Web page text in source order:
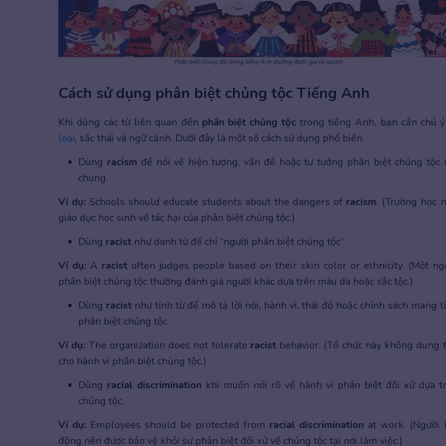
Phân biệt chủng tộc trong tiếng Anh thường được gọi là racism
Cách sử dụng phân biệt chủng tộc Tiếng Anh
Khi dùng các từ liên quan đến phân biệt chủng tộc trong tiếng Anh, bạn cần chú ý
loại, sắc thái và ngữ cảnh. Dưới đây là một số cách sử dụng phổ biến.
Dùng racism để nói về hiện tượng, vấn đề hoặc tư tưởng phân biệt chủng tộc
chung.
Ví dụ: Schools should educate students about the dangers of racism. (Trường học
giáo dục học sinh về tác hại của phân biệt chủng tộc.)
Dùng racist như danh từ để chỉ “người phân biệt chủng tộc”.
Ví dụ: A racistoften judges people based on their skin color or ethnicity. (Một
phân biệt chủng tộc thường đánh giá người khác dựa trên màu da hoặc sắc tộc.)
Dùng racistnhư tính từ để mô tả lời nói, hành vi, thái độ hoặc chính sách mang
phân biệt chủng tộc.
Ví dụ: The organization does not tolerate racistbehavior. (Tổ chức này không dung
cho hành vi phân biệt chủng tộc.)
Dùng racial discrimination khi muốn nói rõ về hành vi phân biệt đối xử dựa
chủng tộc.
Ví dụ: Employees should be protected from racial discrimination at work. (Người
động nên được bảo vệ khỏi sự phân biệt đối xử về chủng tộc tại nơi làm việc.)